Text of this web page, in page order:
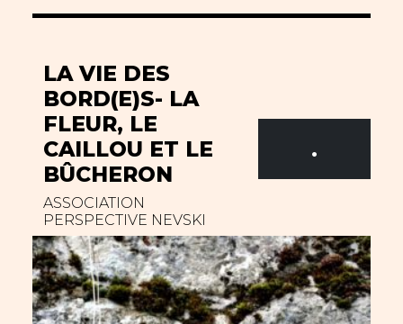
LA VIE DES
BORD(E)S- LA
FLEUR, LE
CAILLOU ET LE
BÛCHERON
ASSOCIATION
PERSPECTIVE NEVSKI
.